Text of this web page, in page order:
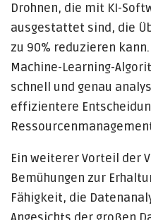
Drohnen, die mit KI-
ausgestattet sind, die
zu 90% reduzieren
Machine-Learning-
schnell und genau
effizientere
Ein weiterer Vorteil der
Bemühungen zur
Fähigkeit, die